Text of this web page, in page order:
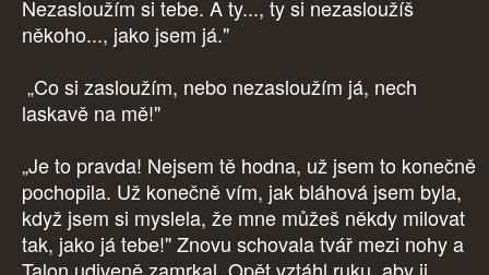
Nezasloužím si tebe. A ty..., ty si nezasloužíš
někoho..., jako jsem já."
„Co si zasloužím, nebo nezasloužím já, nech
laskavě na mě!"
„Je to pravda! Nejsem tě hodna, už jsem to konečně
pochopila. Už konečně vím, jak bláhová jsem byla,
když jsem si myslela, že mne můžeš někdy milovat
tak, jako já tebe!" Znovu schovala tvář mezi nohy a